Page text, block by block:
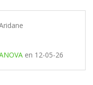
en 12-05-26